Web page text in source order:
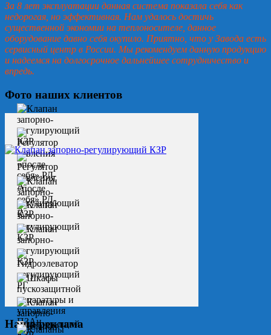
За 8 лет эксплуатации данная система показала себя как
недорогая, но эффективная. Нам удалось достичь
существенной экономии на теплоносителе, данное
оборудование давно себя окупило. Приятно, что у Завода есть
сервисный центр в России. Мы рекомендуем данную продукцию
и надеемся на долгосрочное дальнейшее сотрудничество и
впредь.
Фото наших клиентов
Наша реклама